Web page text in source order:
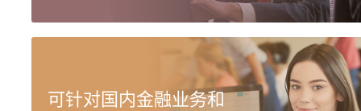
可针对国内金融业务和